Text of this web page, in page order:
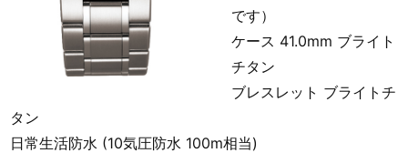
です）
ケース 41.0mm ブライト
チタン
ブレスレット ブライトチ
タン
日常生活防水 (10気圧防水 100m相当)